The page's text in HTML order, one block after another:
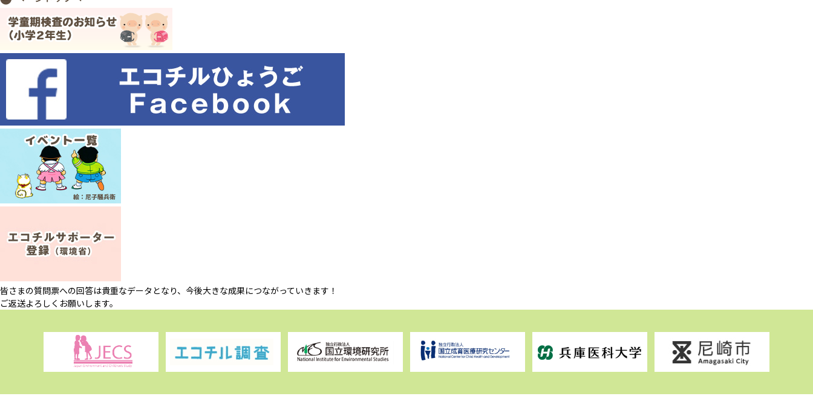
皆さまの質問票への回答は貴重なデータとなり、今後大きな成果につながっていきます！
ご返送よろしくお願いします。